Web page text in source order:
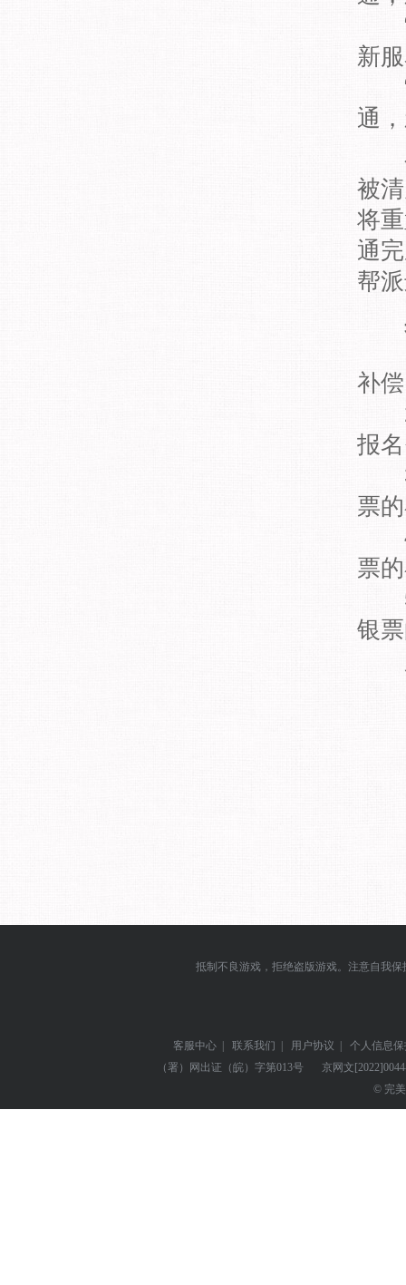
“
新
“
通
在
被
将
通
帮
补
2.
报
3.
票
4.
票
5.
银
备
抵制不良游戏，拒绝盗版游戏。注意自我
客服中心 | 联系我们 | 用户协议 |
个人信息
（署）网出证（皖）字第013号
京网文
© 完美